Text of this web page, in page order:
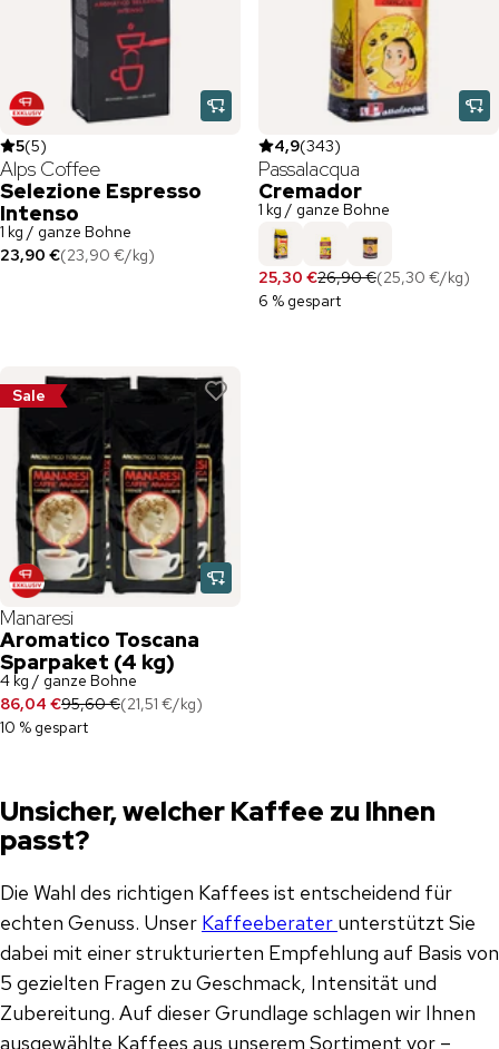
5(5)
Alps Coffee
Selezione Espresso
Intenso
1 kg / ganze Bohne
23,90 €(23,90 €/kg)
4,9(343)
Passalacqua
Cremador
1 kg / ganze Bohne
25,30 €26,90 €(25,30 €/kg)
6 % gespart
Sale
Manaresi
Aromatico Toscana
Sparpaket (4 kg)
4 kg / ganze Bohne
86,04 €95,60 €(21,51 €/kg)
10 % gespart
Unsicher, welcher Kaffee zu Ihnen
passt?
Die Wahl des richtigen Kaffees ist entscheidend für
echten Genuss. Unser Kaffeeberater unterstützt Sie
dabei mit einer strukturierten Empfehlung auf Basis von
5 gezielten Fragen zu Geschmack, Intensität und
Zubereitung. Auf dieser Grundlage schlagen wir Ihnen
ausgewählte Kaffees aus unserem Sortiment vor –